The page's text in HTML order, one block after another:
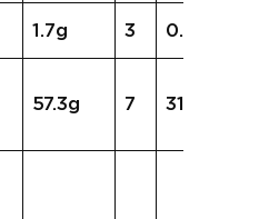
1.7g 3 0.9g
57.3g 7 31.8g